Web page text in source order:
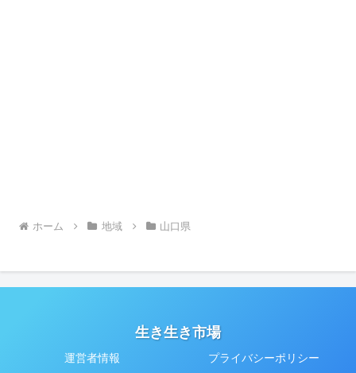
ホーム 地域 山口県
生き生き市場
運営者情報 プライバシーポリシー